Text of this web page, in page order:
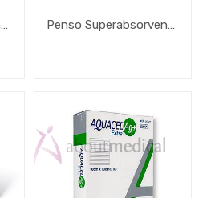
Penso Superabsorvente Convamax Não Aderente Penso Superabsorvente Convamax Aderente